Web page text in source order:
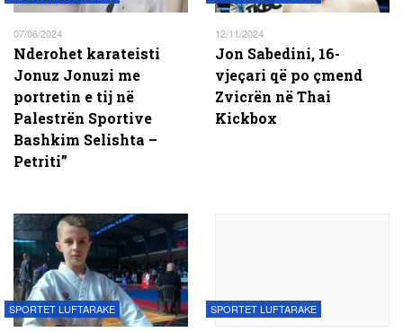
07/06/2024
Nderohet karateisti
Jonuz Jonuzi me
portretin e tij në
Palestrën Sportive
Bashkim Selishta –
Petriti”
12/11/2024
Jon Sabedini, 16-
vjeçari që po çmend
Zvicrën në Thai
Kickbox
SPORTET LUFTARAKE SPORTET LUFTARAKE